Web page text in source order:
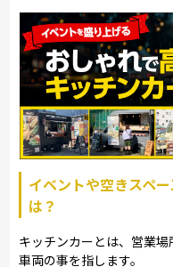
イベントや空きスペ
は？
キッチンカーとは、営業
車両の事を指します。